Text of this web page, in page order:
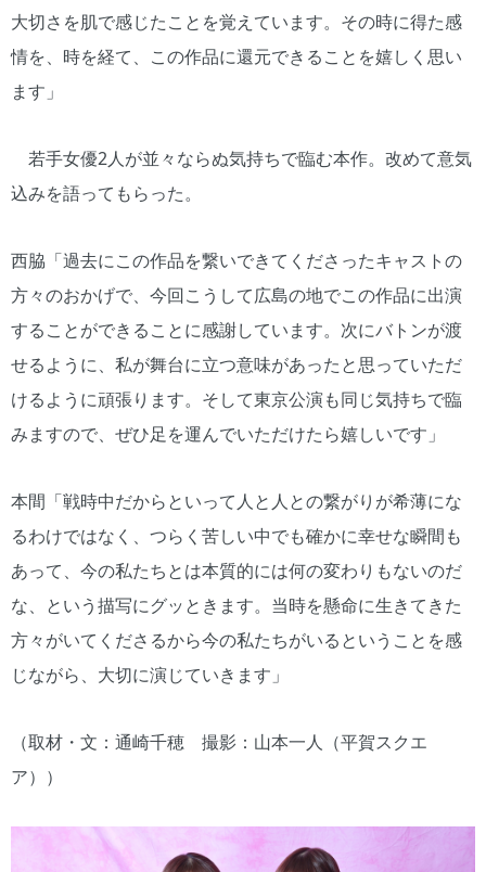
大切さを肌で感じたことを覚えています。その時に得た感
情を、時を経て、この作品に還元できることを嬉しく思い
ます」
若手女優2人が並々ならぬ気持ちで臨む本作。改めて意気
込みを語ってもらった。
西脇「過去にこの作品を繋いできてくださったキャストの
方々のおかげで、今回こうして広島の地でこの作品に出演
することができることに感謝しています。次にバトンが渡
せるように、私が舞台に立つ意味があったと思っていただ
けるように頑張ります。そして東京公演も同じ気持ちで臨
みますので、ぜひ足を運んでいただけたら嬉しいです」
本間「戦時中だからといって人と人との繋がりが希薄にな
るわけではなく、つらく苦しい中でも確かに幸せな瞬間も
あって、今の私たちとは本質的には何の変わりもないのだ
な、という描写にグッときます。当時を懸命に生きてきた
方々がいてくださるから今の私たちがいるということを感
じながら、大切に演じていきます」
（取材・文：通崎千穂 撮影：山本一人（平賀スクエ
ア））